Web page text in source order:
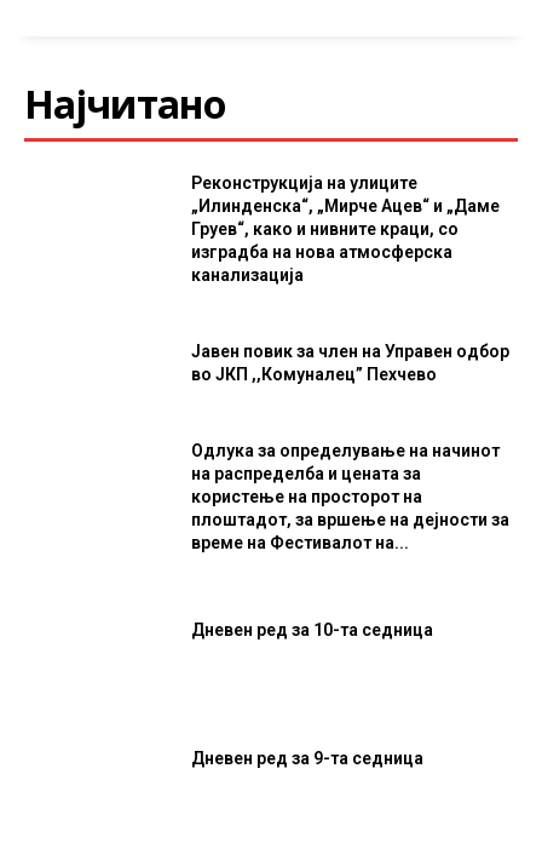
Најчитано
Реконструкција на улиците
„Илинденска“, „Мирче Ацев“ и „Даме
Груев“, како и нивните краци, со
изградба на нова атмосферска
канализација
Јавен повик за член на Управен одбор
во ЈКП ,,Комуналец” Пехчево
Одлука за определување на начинот
на распределба и цената за
користење на просторот на
плоштадот, за вршење на дејности за
време на Фестивалот на...
Дневен ред за 10-та седница
Дневен ред за 9-та седница